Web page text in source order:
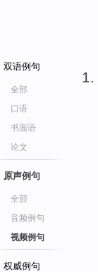
双语例句
全部
口语
书面语
论文
原声例句
全部
音频例句
视频例句
权威例句